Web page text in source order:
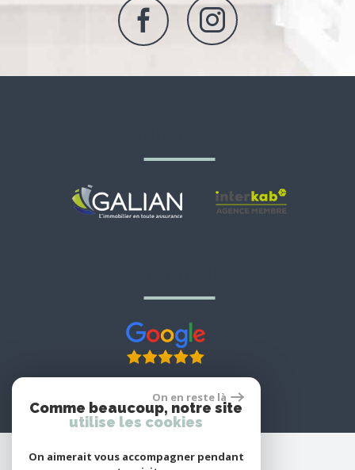
On en reste là
Comme beaucoup, notre site
utilise les cookies
On aimerait vous accompagner pendant